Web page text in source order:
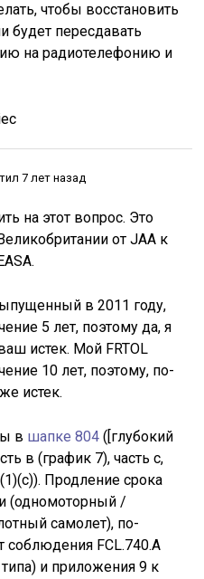
чтобы восстановить
будет пересдавать
на радиотелефонию и
7 лет назад
на этот вопрос. Это
от JAA к
в 2011 году,
5 лет, поэтому да, я
истек. Мой FRTOL
10 лет, поэтому, по-
истек.
в шапке 804([глубокий
в (график 7), часть с,
Продление срока
(одномоторный /
самолет), по-
соблюдения FCL.740.A
и приложения 9 к